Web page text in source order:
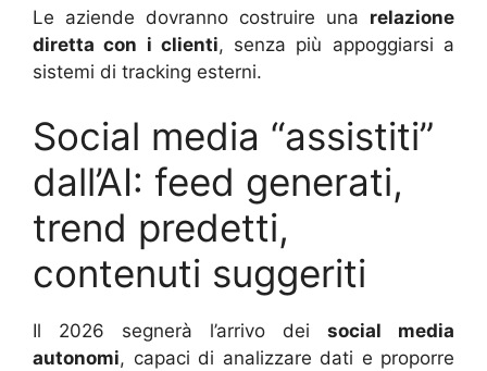
Le aziende dovranno costruire una relazione
diretta con i clienti, senza più appoggiarsi a
sistemi di tracking esterni.
Social media “assistiti”
dall’AI: feed generati,
trend predetti,
contenuti suggeriti
Il 2026 segnerà l’arrivo dei social media
autonomi, capaci di analizzare dati e proporre